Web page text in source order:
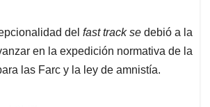
del fast track se debió a la
en la expedición normativa de la
las Farc y la ley de amnistía.